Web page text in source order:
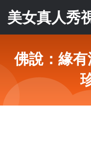
美女真人秀
佛說：緣